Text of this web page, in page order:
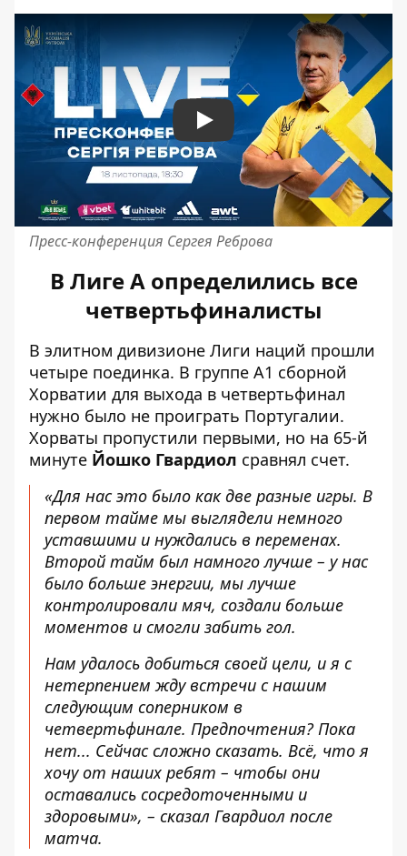
Play
Пресс-конференция Сергея Реброва
В Лиге А определились все
четвертьфиналисты
В элитном дивизионе Лиги наций прошли
четыре поединка. В группе А1 сборной
Хорватии для выхода в четвертьфинал
нужно было не проиграть Португалии.
Хорваты пропустили первыми, но на 65-й
минуте Йошко Гвардиол сравнял счет.
«Для нас это было как две разные игры. В
первом тайме мы выглядели немного
уставшими и нуждались в переменах.
Второй тайм был намного лучше – у нас
было больше энергии, мы лучше
контролировали мяч, создали больше
моментов и смогли забить гол.
Нам удалось добиться своей цели, и я с
нетерпением жду встречи с нашим
следующим соперником в
четвертьфинале. Предпочтения? Пока
нет... Сейчас сложно сказать. Всё, что я
хочу от наших ребят – чтобы они
оставались сосредоточенными и
здоровыми», – сказал Гвардиол после
матча.